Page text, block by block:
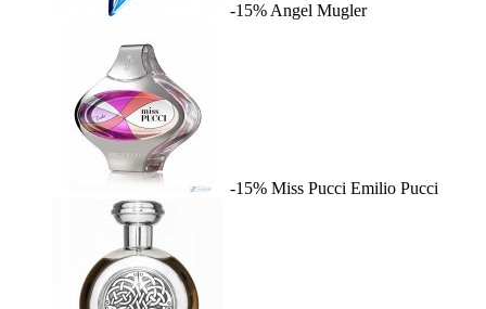
-15% Angel Mugler
-15% Miss Pucci Emilio Pucci